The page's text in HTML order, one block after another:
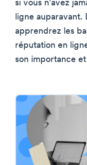
si vous n'avez
ligne
apprendrez les
réputation en
son importance